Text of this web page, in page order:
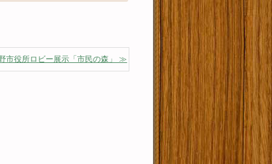
市役所ロビー展示「市民の森」 ≫